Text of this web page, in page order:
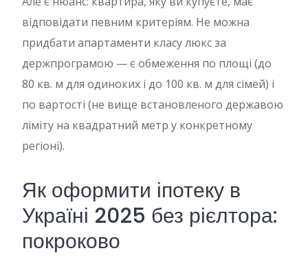
відповідати певним критеріям. Не можна
придбати апартаменти класу люкс за
держпрограмою — є обмеження по площі (до
80 кв. м для одиноких і до 100 кв. м для сімей) і
по вартості (не вище встановленого державою
ліміту на квадратний метр у конкретному
регіоні).
Як оформити іпотеку в
Україні 2025 без рієлтора:
покроково